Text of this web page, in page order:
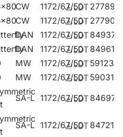
CW 1172/67/50
277894
CW 1172/67/50
277900
DAN 1172/67/50
849374
DAN 1172/67/50
849619
MW 1172/67/50
591235
MW 1172/67/50 590313
SA-L 1172/67/50 846977
SA-L 1172/67/50 847219